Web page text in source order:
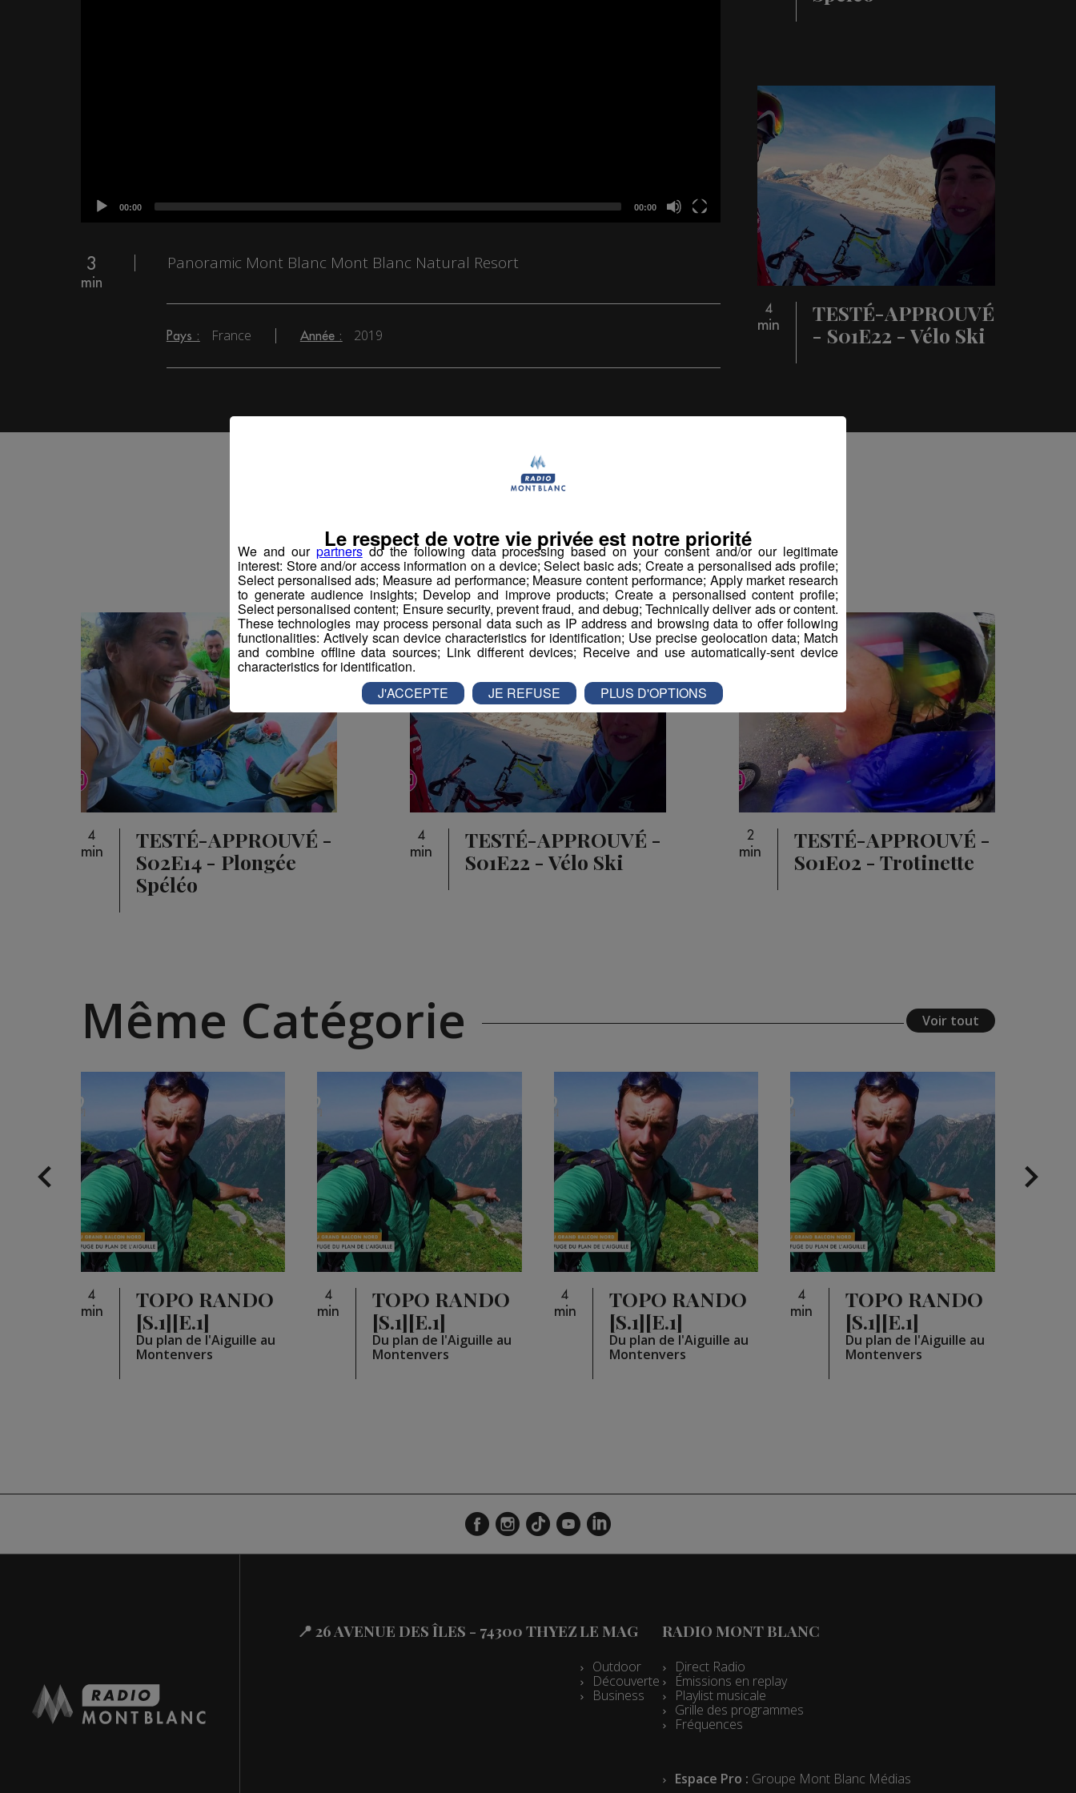
00:00 00:00
3
min
Panoramic Mont Blanc Mont Blanc Natural Resort
Pays : France Année : 2019
4
min
TESTÉ-APPROUVÉ
- S01E22 - Vélo Ski
Vous pourriez
aimer aussi...
4
min
TESTÉ-APPROUVÉ -
S02E14 - Plongée
Spéléo
4
min
TESTÉ-APPROUVÉ -
S01E22 - Vélo Ski
2
min
TESTÉ-APPROUVÉ -
S01E02 - Trotinette
Même Catégorie Voir tout
4
min
TOPO RANDO
[S.1][E.1]
Du plan de l'Aiguille au
Montenvers
4
min
TOPO RANDO
[S.1][E.1]
Du plan de l'Aiguille au
Montenvers
4
min
TOPO RANDO
[S.1][E.1]
Du plan de l'Aiguille au
Montenvers
4
min
TOPO RANDO
[S.1][E.1]
Du plan de l'Aiguille au
Montenvers
📍 26 AVENUE DES ÎLES - 74300 THYEZLE MAG
Outdoor
Découverte
Business
RADIO MONT BLANC
Direct Radio
Émissions en replay
Playlist musicale
Grille des programmes
Fréquences
Espace Pro : Groupe Mont Blanc Médias
We and our partnersdo the following data processing based on your consent and/or our legitimate
interest: Store and/or access information on a device; Select basic ads; Create a personalised ads profile;
Select personalised ads; Measure ad performance; Measure content performance; Apply market research
to generate audience insights; Develop and improve products; Create a personalised content profile;
Select personalised content; Ensure security, prevent fraud, and debug; Technically deliver ads or content.
These technologies may process personal data such as IP address and browsing data to offer following
functionalities: Actively scan device characteristics for identification; Use precise geolocation data; Match
and combine offline data sources; Link different devices; Receive and use automatically-sent device
characteristics for identification.
Le respect de votre vie privée est notre priorité
J'ACCEPTE JE REFUSE PLUS D'OPTIONS